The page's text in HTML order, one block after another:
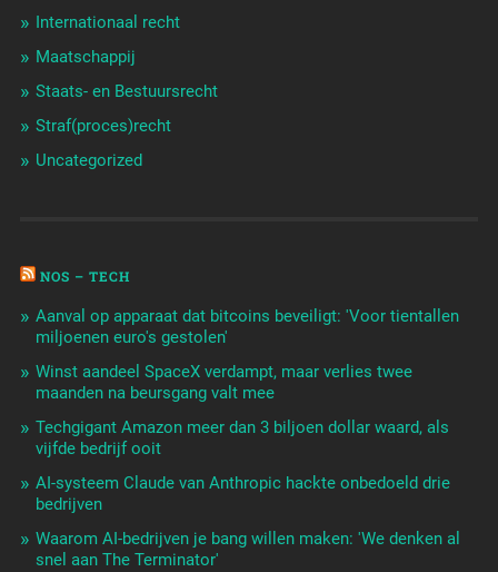
Internationaal recht
Maatschappij
Staats- en Bestuursrecht
Straf(proces)recht
Uncategorized
NOS – TECH
Aanval op apparaat dat bitcoins beveiligt: 'Voor tientallen
miljoenen euro's gestolen'
Winst aandeel SpaceX verdampt, maar verlies twee
maanden na beursgang valt mee
Techgigant Amazon meer dan 3 biljoen dollar waard, als
vijfde bedrijf ooit
AI-systeem Claude van Anthropic hackte onbedoeld drie
bedrijven
Waarom AI-bedrijven je bang willen maken: 'We denken al
snel aan The Terminator'